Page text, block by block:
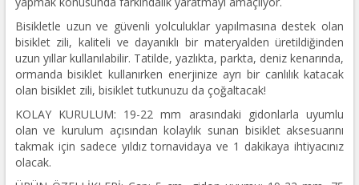
Bisikletle uzun ve güvenli yolculuklar yapılmasına destek olan
bisiklet zili, kaliteli ve dayanıklı bir materyalden üretildiğinden
uzun yıllar kullanılabilir. Tatilde, yazlıkta, parkta, deniz kenarında,
ormanda bisiklet kullanırken enerjinize ayrı bir canlılık katacak
olan bisiklet zili, bisiklet tutkunuzu da çoğaltacak!
KOLAY KURULUM: 19-22 mm arasındaki gidonlarla uyumlu
olan ve kurulum açısından kolaylık sunan bisiklet aksesuarını
takmak için sadece yıldız tornavidaya ve 1 dakikaya ihtiyacınız
olacak.